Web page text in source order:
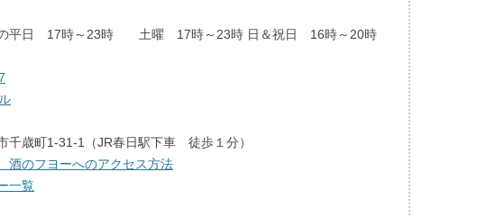
の平日 17時～23時 土曜 17時～23時 日＆祝日 16時～20時
千歳町1-31-1（JR春日駅下車 徒歩１分）
のフヨーへのアクセス方法
一覧